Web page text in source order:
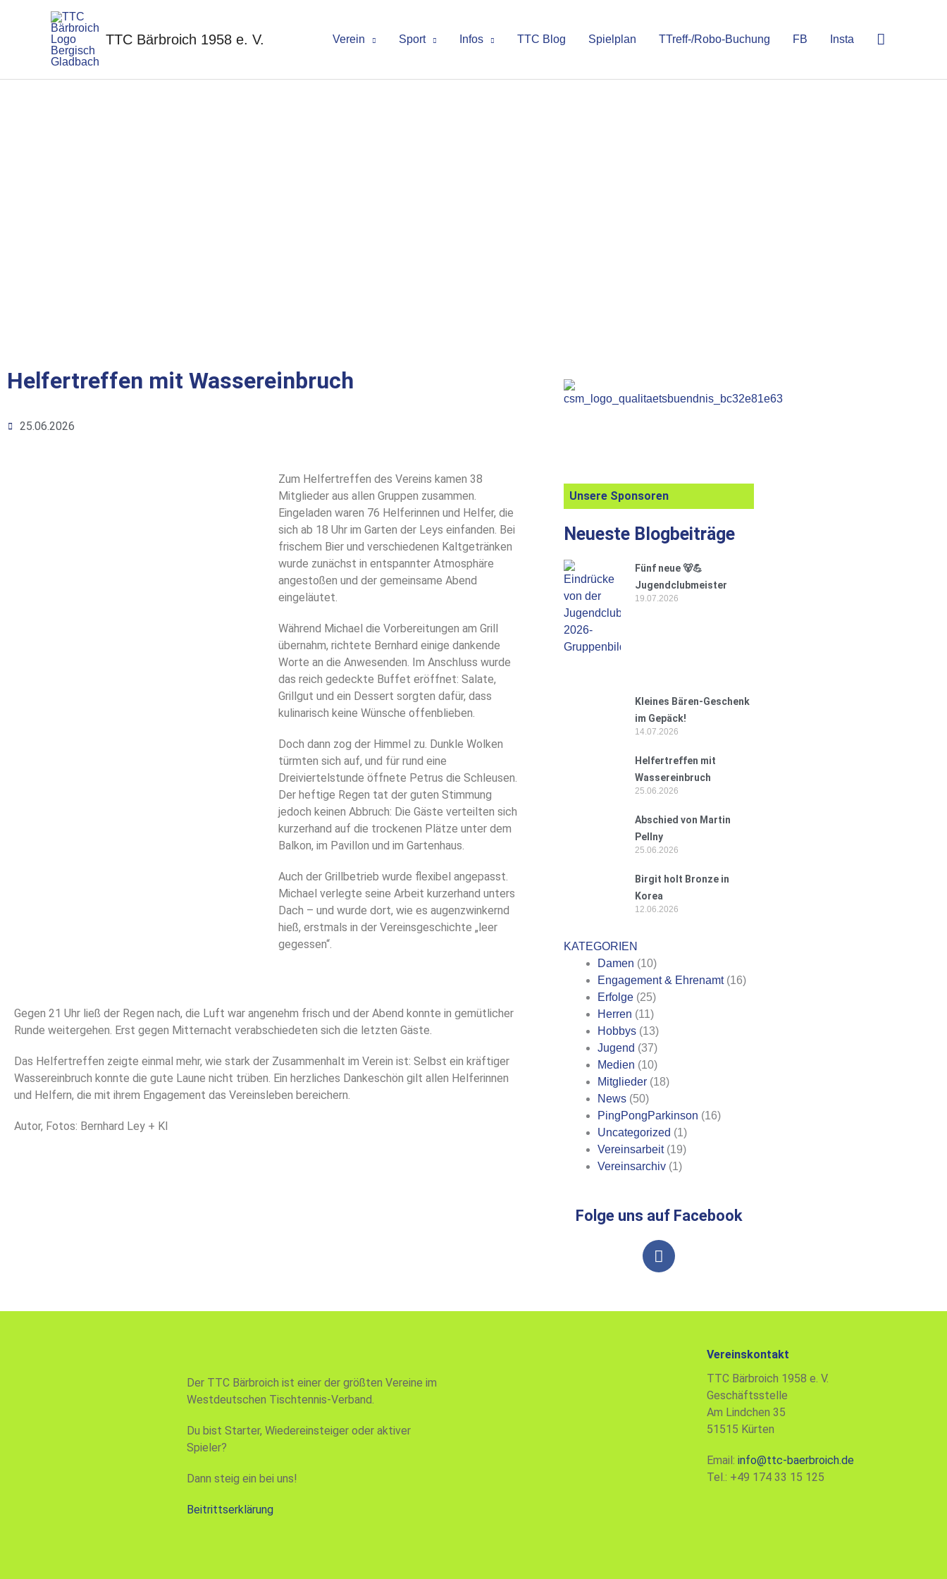
TTC Bärbroich 1958 e. V. Verein Sport Infos TTC Blog Spielplan TTreff-/Robo-Buchung FB Insta
Helfertreffen mit Wassereinbruch
25.06.2026
Zum Helfertreffen des Vereins kamen 38
Mitglieder aus allen Gruppen zusammen.
Eingeladen waren 76 Helferinnen und Helfer, die
sich ab 18 Uhr im Garten der Leys einfanden. Bei
frischem Bier und verschiedenen Kaltgetränken
wurde zunächst in entspannter Atmosphäre
angestoßen und der gemeinsame Abend
eingeläutet.
Während Michael die Vorbereitungen am Grill
übernahm, richtete Bernhard einige dankende
Worte an die Anwesenden. Im Anschluss wurde
das reich gedeckte Buffet eröffnet: Salate,
Grillgut und ein Dessert sorgten dafür, dass
kulinarisch keine Wünsche offenblieben.
Doch dann zog der Himmel zu. Dunkle Wolken
türmten sich auf, und für rund eine
Dreiviertelstunde öffnete Petrus die Schleusen.
Der heftige Regen tat der guten Stimmung
jedoch keinen Abbruch: Die Gäste verteilten sich
kurzerhand auf die trockenen Plätze unter dem
Balkon, im Pavillon und im Gartenhaus.
Auch der Grillbetrieb wurde flexibel angepasst.
Michael verlegte seine Arbeit kurzerhand unters
Dach – und wurde dort, wie es augenzwinkernd
hieß, erstmals in der Vereinsgeschichte „leer
gegessen“.
Gegen 21 Uhr ließ der Regen nach, die Luft war angenehm frisch und der Abend konnte in gemütlicher
Runde weitergehen. Erst gegen Mitternacht verabschiedeten sich die letzten Gäste.
Das Helfertreffen zeigte einmal mehr, wie stark der Zusammenhalt im Verein ist: Selbst ein kräftiger
Wassereinbruch konnte die gute Laune nicht trüben. Ein herzliches Dankeschön gilt allen Helferinnen
und Helfern, die mit ihrem Engagement das Vereinsleben bereichern.
Autor, Fotos: Bernhard Ley + KI
Unsere Sponsoren
Neueste Blogbeiträge
Fünf neue 🐻💪
Jugendclubmeister
19.07.2026
Kleines Bären-Geschenk
im Gepäck!
14.07.2026
Helfertreffen mit
Wassereinbruch
25.06.2026
Abschied von Martin
Pellny
25.06.2026
Birgit holt Bronze in
Korea
12.06.2026
KATEGORIEN
Damen (10)
Engagement & Ehrenamt(16)
Erfolge (25)
Herren (11)
Hobbys (13)
Jugend (37)
Medien (10)
Mitglieder (18)
News (50)
PingPongParkinson (16)
Uncategorized (1)
Vereinsarbeit(19)
Vereinsarchiv (1)
Folge uns auf Facebook
F
a
b
Der TTC Bärbroich ist einer der größten Vereine im
Westdeutschen Tischtennis-Verband.
Du bist Starter, Wiedereinsteiger oder aktiver
Spieler?
Dann steig ein bei uns!
Beitrittserklärung
Vereinskontakt
TTC Bärbroich 1958 e. V.
Geschäftsstelle
Am Lindchen 35
51515 Kürten
Email: info@ttc-baerbroich.de
Tel.: +49 174 33 15 125